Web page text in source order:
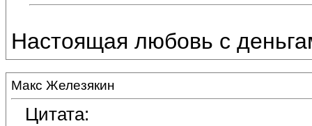
Настоящая любовь с
Макс Железякин
Цитата: